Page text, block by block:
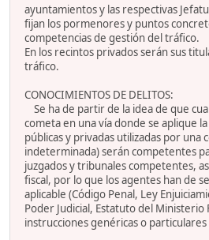
ayuntamientos y las respectivas
fijan los pormenores y puntos
competencias de gestión del tráfico.
En los recintos privados serán sus
tráfico.
CONOCIMIENTOS DE DELITOS:
Se ha de partir de la idea de que
cometa en una vía donde se aplique
públicas y privadas utilizadas por una
indeterminada) serán competentes
juzgados y tribunales competentes,
fiscal, por lo que los agentes han de
aplicable (Código Penal, Ley
Poder Judicial, Estatuto del Ministerio
instrucciones genéricas o